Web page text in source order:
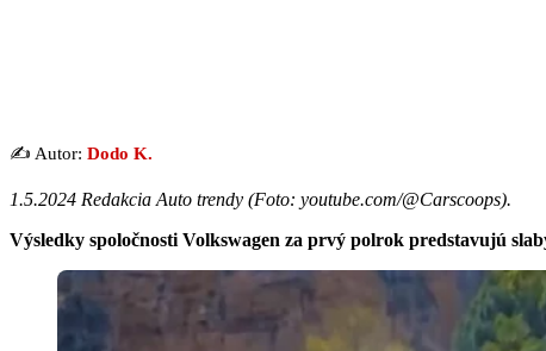
✍️ Autor: Dodo K.
1.5.2024 Redakcia Auto trendy (Foto: youtube.com/@Carscoops).
Výsledky spoločnosti Volkswagen za prvý polrok predstavujú